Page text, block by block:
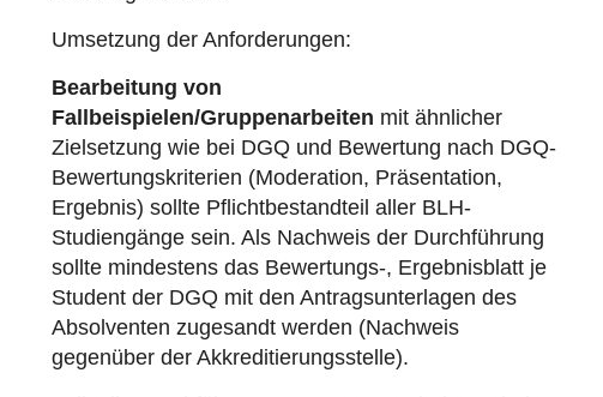
Umsetzung der Anforderungen:
Bearbeitung von
Fallbeispielen/Gruppenarbeiten mit ähnlicher
Zielsetzung wie bei DGQ und Bewertung nach DGQ-
Bewertungskriterien (Moderation, Präsentation,
Ergebnis) sollte Pflichtbestandteil aller BLH-
Studiengänge sein. Als Nachweis der Durchführung
sollte mindestens das Bewertungs-, Ergebnisblatt je
Student der DGQ mit den Antragsunterlagen des
Absolventen zugesandt werden (Nachweis
gegenüber der Akkreditierungsstelle).